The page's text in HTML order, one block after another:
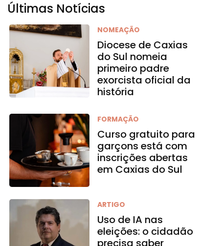
Últimas Notícias
NOMEAÇÃO
Diocese de Caxias
do Sul nomeia
primeiro padre
exorcista oficial da
história
FORMAÇÃO
Curso gratuito para
garçons está com
inscrições abertas
em Caxias do Sul
ARTIGO
Uso de IA nas
eleições: o cidadão
precisa saber